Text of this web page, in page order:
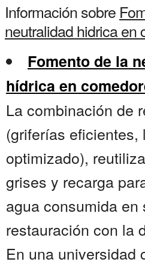
Información sobre
neutralidad hidrica en
Fomento de la
hídrica en
La combinación de
(griferías eficientes,
optimizado),
grises y recarga
agua consumida en
restauración con la
En una universidad